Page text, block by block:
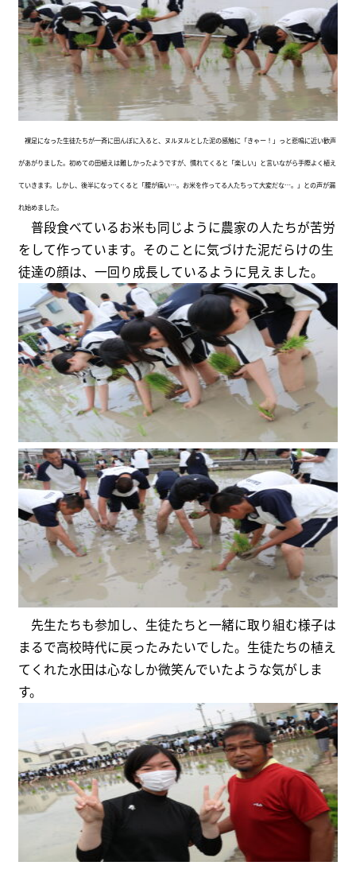
裸足になった生徒たちが一斉に田んぼに入ると、ヌルヌルとした泥の感触に「きゃー！」っと悲鳴に近い歓声
があがりました。初めての田植えは難しかったようですが、慣れてくると「楽しい」と言いながら手際よく植え
ていきます。しかし、後半になってくると「腰が痛い…。お米を作ってる人たちって大変だな…。」との声が漏
れ始めました。
普段食べているお米も同じように農家の人たちが苦労
をして作っています。そのことに気づけた泥だらけの生
徒達の顔は、一回り成長しているように見えました。
先生たちも参加し、生徒たちと一緒に取り組む様子は
まるで高校時代に戻ったみたいでした。生徒たちの植え
てくれた水田は心なしか微笑んでいたような気がしま
す。